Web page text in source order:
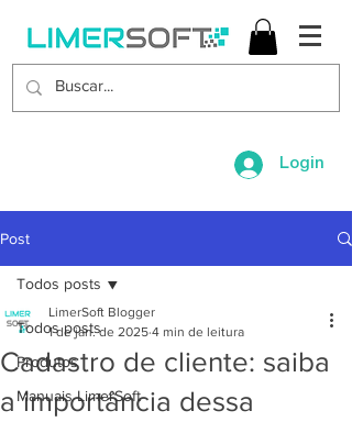
Login
Post
Todos posts
Produtos
Manuais LimerSoft
Todos posts
Cadastro de cliente: saiba
a importância dessa
LimerSoft Blogger
1 de jan. de 2025 4 min de leitura